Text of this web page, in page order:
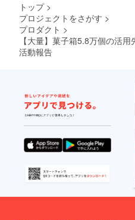
トップ >
プロジェクトをさがす >
プロダクト >
【大量】菓子箱5.8万個の活用
活動報告